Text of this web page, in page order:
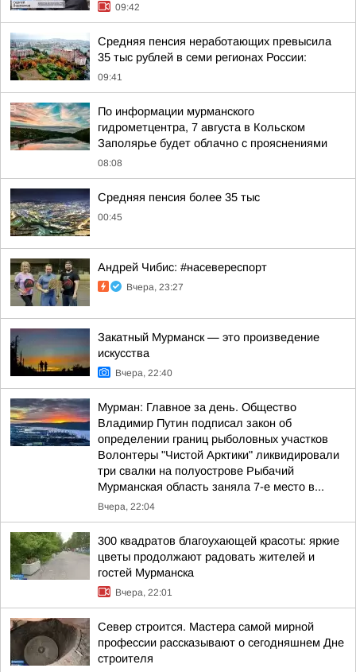
09:42
Средняя пенсия неработающих превысила
35 тыс рублей в семи регионах России:
09:41
По информации мурманского
гидрометцентра, 7 августа в Кольском
Заполярье будет облачно с прояснениями
08:08
Средняя пенсия более 35 тыс
00:45
Андрей Чибис: #насевереспорт
Вчера, 23:27
Закатный Мурманск — это произведение
искусства
Вчера, 22:40
Мурман: Главное за день. Общество
Владимир Путин подписал закон об
определении границ рыболовных участков
Волонтеры "Чистой Арктики" ликвидировали
три свалки на полуострове Рыбачий
Мурманская область заняла 7-е место в...
Вчера, 22:04
300 квадратов благоухающей красоты: яркие
цветы продолжают радовать жителей и
гостей Мурманска
Вчера, 22:01
Север строится. Мастера самой мирной
профессии рассказывают о сегодняшнем Дне
строителя